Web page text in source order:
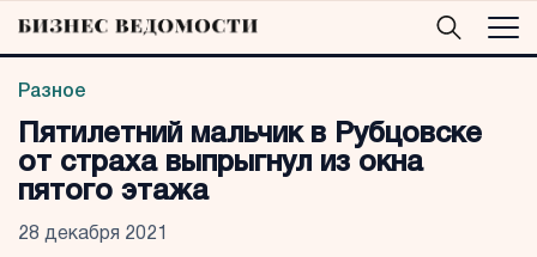
Разное
Пятилетний мальчик в Рубцовске
от страха выпрыгнул из окна
пятого этажа
28 декабря 2021